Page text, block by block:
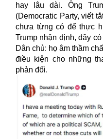
hay lâu dài. Ông
(Democratic Party, viết
chưa từng có để thực
Trump nhận định, đây
Dân chủ: họ âm thầm
điều kiện cho những
phản đối.